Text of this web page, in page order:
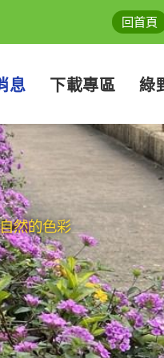
回首頁
息 下載專區 綠
然的色彩